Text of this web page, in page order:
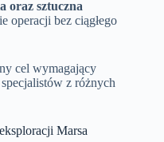
oraz sztuczna
operacji bez ciągłego
cel wymagający
z różnych
Marsa